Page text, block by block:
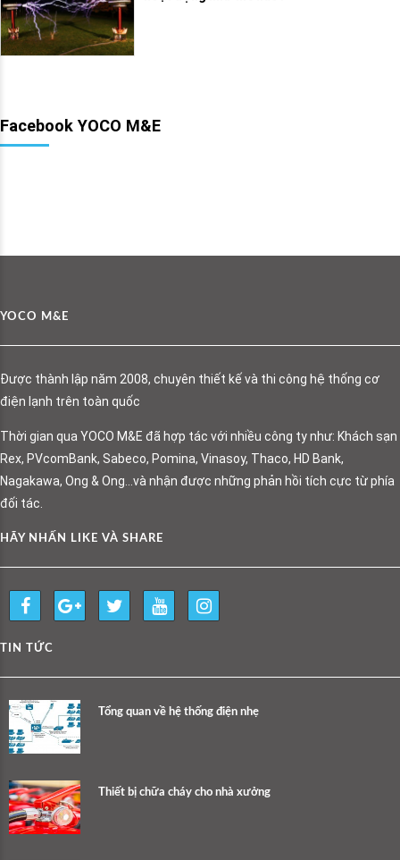
Facebook YOCO M&E
YOCO M&E
Được thành lập năm 2008, chuyên thiết kế và thi công hệ thống cơ
điện lạnh trên toàn quốc
Thời gian qua YOCO M&E đã hợp tác với nhiều công ty như: Khách sạn
Rex, PVcomBank, Sabeco, Pomina, Vinasoy, Thaco, HD Bank,
Nagakawa, Ong & Ong…và nhận được những phản hồi tích cực từ phía
đối tác.
HÃY NHẤN LIKE VÀ SHARE
TIN TỨC
Tổng quan về hệ thống điện nhẹ
Thiết bị chữa cháy cho nhà xưởng